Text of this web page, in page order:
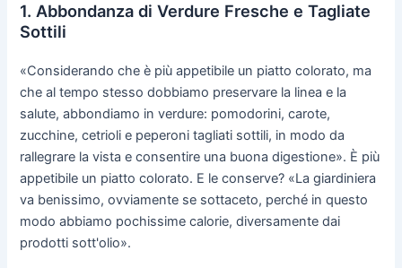
1. Abbondanza di Verdure Fresche e Tagliate
Sottili
«Considerando che è più appetibile un piatto colorato, ma
che al tempo stesso dobbiamo preservare la linea e la
salute, abbondiamo in verdure: pomodorini, carote,
zucchine, cetrioli e peperoni tagliati sottili, in modo da
rallegrare la vista e consentire una buona digestione». È più
appetibile un piatto colorato. E le conserve? «La giardiniera
va benissimo, ovviamente se sottaceto, perché in questo
modo abbiamo pochissime calorie, diversamente dai
prodotti sott'olio».